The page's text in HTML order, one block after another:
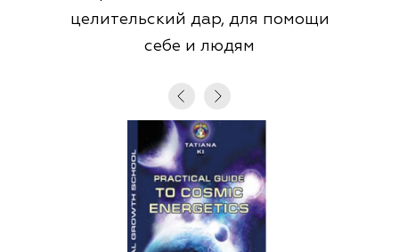
целительский дар, для помощи
себе и людям